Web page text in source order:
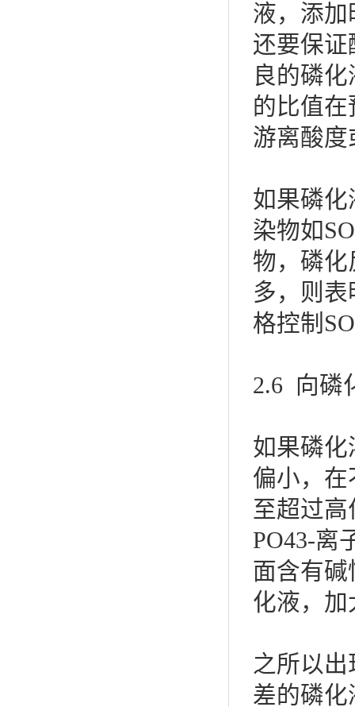
液，添
还要保
良的磷
的比值
游离酸
如果磷
染物如
物，磷
多，则
格控制
2.6 向磷
如果磷
偏小，
至超过
PO43-离
面含有
化液，
之所以
差的磷